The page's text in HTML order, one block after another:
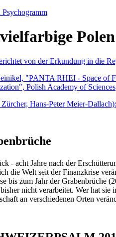
Polen
von der Erkundung in die
"PANTA RHEI - Space of
Polish Academy of Sciences
Hans-Peter Meier-
- acht Jahre nach der
die Welt seit der Finanzkrise
bis zum Jahr der Grabenbrüche
nicht verarbeitet. Wer hat
an verschiedenen Orten